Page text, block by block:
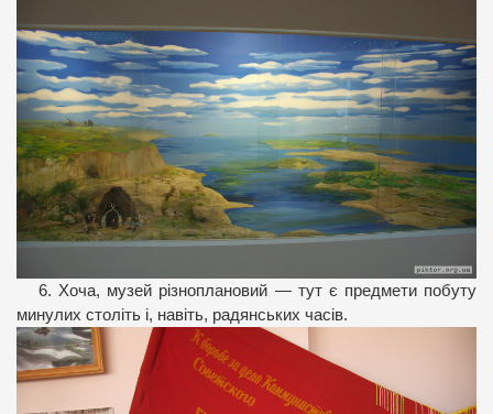
6. Хоча, музей різноплановий — тут є предмети побуту
минулих століть і, навіть, радянських часів.